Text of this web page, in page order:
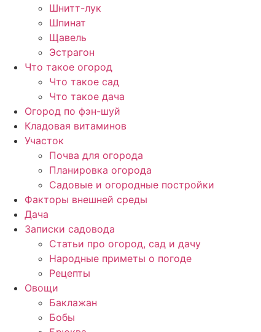
Шнитт-лук
Шпинат
Щавель
Эстрагон
Что такое огород
Что такое сад
Что такое дача
Огород по фэн-шуй
Кладовая витаминов
Участок
Почва для огорода
Планировка огорода
Садовые и огородные постройки
Факторы внешней среды
Дача
Записки садовода
Статьи про огород, сад и дачу
Народные приметы о погоде
Рецепты
Овощи
Баклажан
Бобы